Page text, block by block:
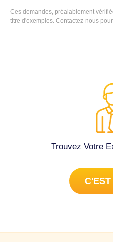
Ces demandes, préalablement
titre d'exemples. Contactez-nous
Trouvez Votre
C'EST